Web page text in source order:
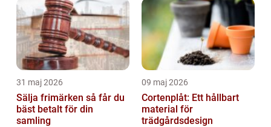
31 maj 2026
Sälja frimärken så får du
bäst betalt för din
samling
09 maj 2026
Cortenplåt: Ett hållbart
material för
trädgårdsdesign